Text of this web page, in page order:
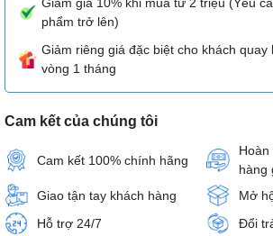
phẩm trở lên)
Giảm riêng giá đặc biệt cho khách quay
vòng 1 tháng
Cam kết của chúng tôi
Cam kết 100% chính hãng
Hoàn
hàng
Giao tận tay khách hàng
Mở
Hỗ trợ 24/7
Đổi